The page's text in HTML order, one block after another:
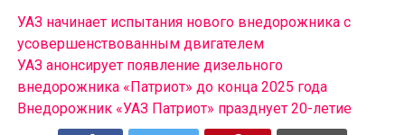
УАЗ начинает испытания нового внедорожника с
усовершенствованным двигателем
УАЗ анонсирует появление дизельного
внедорожника «Патриот» до конца 2025 года
Внедорожник «УАЗ Патриот» празднует 20-летие